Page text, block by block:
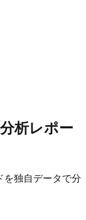
析レポー
独自データで分